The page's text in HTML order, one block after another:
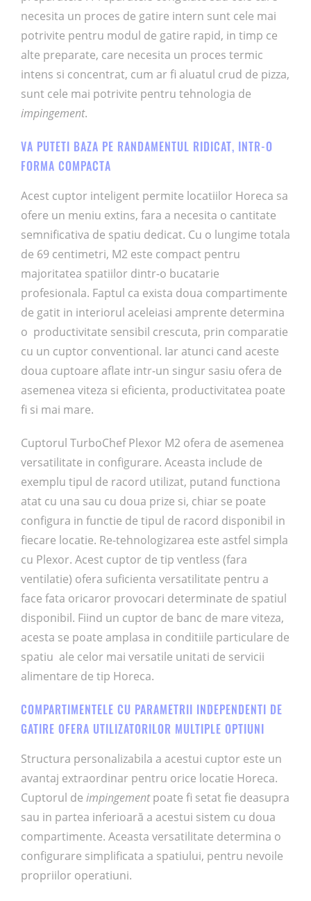
necesita un proces de gatire intern sunt cele mai
potrivite pentru modul de gatire rapid, in timp ce
alte preparate, care necesita un proces termic
intens si concentrat, cum ar fi aluatul crud de pizza,
sunt cele mai potrivite pentru tehnologia de
impingement.
VA PUTETI BAZA PE RANDAMENTUL RIDICAT, INTR-O
FORMA COMPACTA
Acest cuptor inteligent permite locatiilor Horeca sa
ofere un meniu extins, fara a necesita o cantitate
semnificativa de spatiu dedicat. Cu o lungime totala
de 69 centimetri, M2 este compact pentru
majoritatea spatiilor dintr-o bucatarie
profesionala. Faptul ca exista doua compartimente
de gatit in interiorul aceleiasi amprente determina
o productivitate sensibil crescuta, prin comparatie
cu un cuptor conventional. Iar atunci cand aceste
doua cuptoare aflate intr-un singur sasiu ofera de
asemenea viteza si eficienta, productivitatea poate
fi si mai mare.
Cuptorul TurboChef Plexor M2 ofera de asemenea
versatilitate in configurare. Aceasta include de
exemplu tipul de racord utilizat, putand functiona
atat cu una sau cu doua prize si, chiar se poate
configura in functie de tipul de racord disponibil in
fiecare locatie. Re-tehnologizarea este astfel simpla
cu Plexor. Acest cuptor de tip ventless (fara
ventilatie) ofera suficienta versatilitate pentru a
face fata oricaror provocari determinate de spatiul
disponibil. Fiind un cuptor de banc de mare viteza,
acesta se poate amplasa in conditiile particulare de
spatiu ale celor mai versatile unitati de servicii
alimentare de tip Horeca.
COMPARTIMENTELE CU PARAMETRII INDEPENDENTI DE
GATIRE OFERA UTILIZATORILOR MULTIPLE OPTIUNI
Structura personalizabila a acestui cuptor este un
avantaj extraordinar pentru orice locatie Horeca.
Cuptorul de impingementpoate fi setat fie deasupra
sau in partea inferioară a acestui sistem cu doua
compartimente. Aceasta versatilitate determina o
configurare simplificata a spatiului, pentru nevoile
propriilor operatiuni.